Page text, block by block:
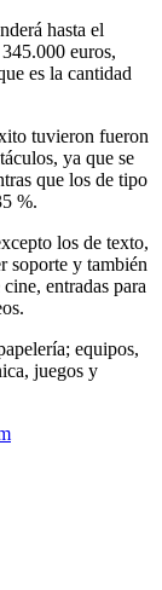
hasta el
euros,
es la cantidad
tuvieron fueron
ya que se
que los de tipo
%.
los de texto,
soporte y también
entradas para
equipos,
juegos y